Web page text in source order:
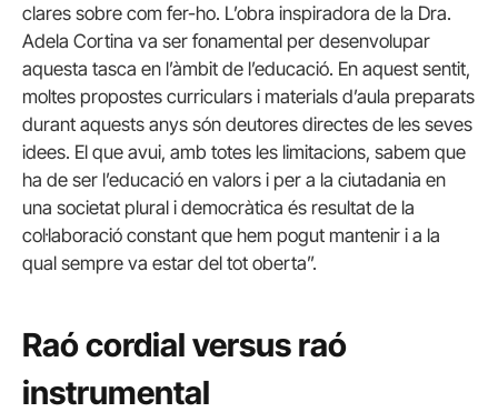
clares sobre com fer-ho. L’obra inspiradora de la Dra.
Adela Cortina va ser fonamental per desenvolupar
aquesta tasca en l’àmbit de l’educació. En aquest sentit,
moltes propostes curriculars i materials d’aula preparats
durant aquests anys són deutores directes de les seves
idees. El que avui, amb totes les limitacions, sabem que
ha de ser l’educació en valors i per a la ciutadania en
una societat plural i democràtica és resultat de la
col·laboració constant que hem pogut mantenir i a la
qual sempre va estar del tot oberta”.
Raó cordial versus raó
instrumental